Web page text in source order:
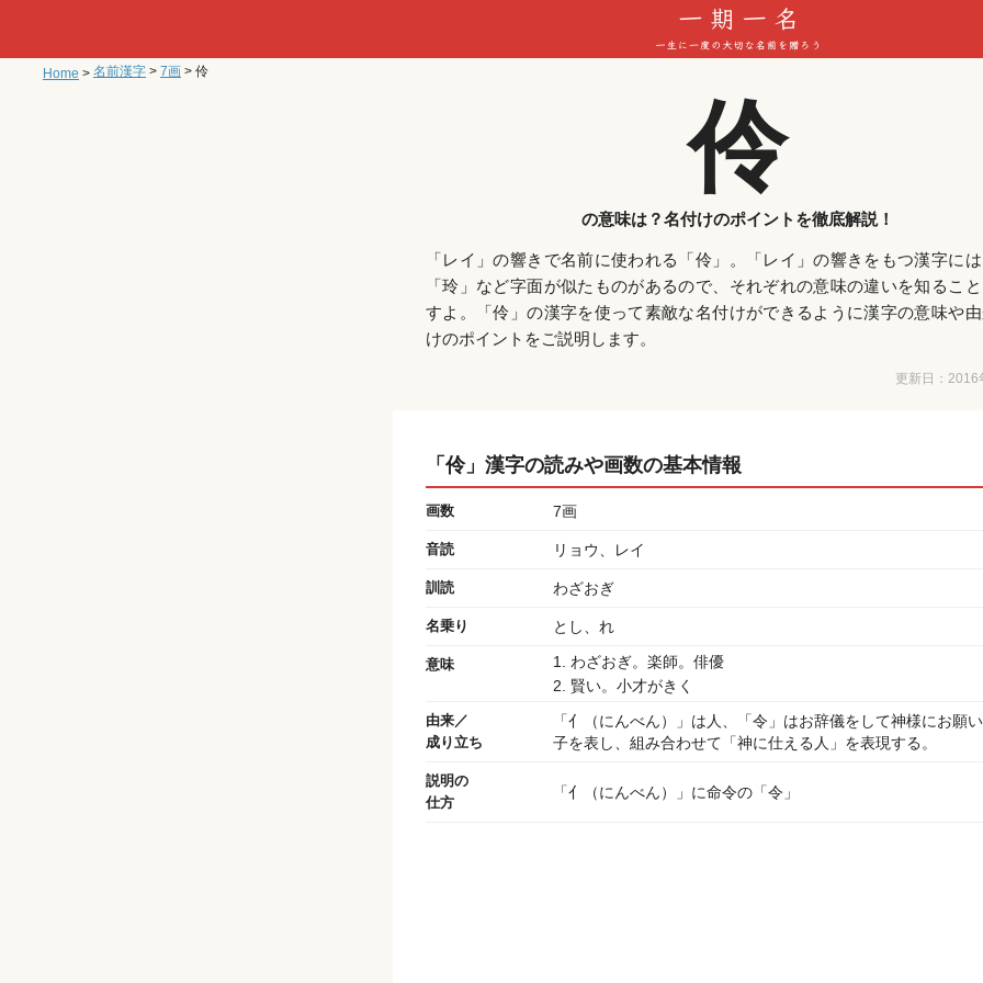
Home > 名前漢字 > 7画 > 伶
伶
の意味は？名付けのポイントを徹底解説！
「レイ」の響きで名前に使われる「伶」。「レイ」の響きをもつ漢字に
「玲」など字面が似たものがあるので、それぞれの意味の違いを知るこ
すよ。「伶」の漢字を使って素敵な名付けができるように漢字の意味や
けのポイントをご説明します。
更新日： 2016
「伶」漢字の読みや画数の基本情報
画数 7画
音読 リョウ、レイ
訓読 わざおぎ
名乗り とし、れ
意味
1. わざおぎ。楽師。俳優
2. 賢い。小才がきく
由来／
成り立ち
「亻（にんべん）」は人、「令」はお辞儀をして神様にお願
子を表し、組み合わせて「神に仕える人」を表現する。
説明の
仕方
「亻（にんべん）」に命令の「令」